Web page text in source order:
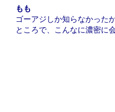
もも
ゴーアジしか知らなかった
ところで、こんなに濃密に